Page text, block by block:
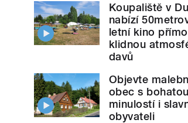
Koupaliště v
nabízí
letní kino
klidnou
davů
Objevte
obec s
minulostí i
obyvateli